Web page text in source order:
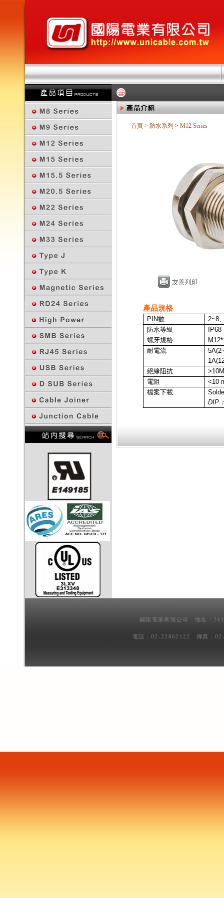
首頁 > 防水系列 > M12 Series
產品規格
PIN數 2~8
防水等級
IP68
螺牙規格
耐電流
5A
1A
絕緣阻抗
電阻
<10
檔案下載
DIP
國陽電業有限公司 地址：
電話：02-22862122 傳真：